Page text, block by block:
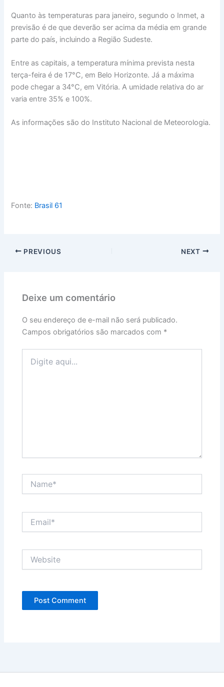
Quanto às temperaturas para janeiro, segundo o Inmet, a
previsão é de que deverão ser acima da média em grande
parte do país, incluindo a Região Sudeste.
Entre as capitais, a temperatura mínima prevista nesta
terça-feira é de 17°C, em Belo Horizonte. Já a máxima
pode chegar a 34°C, em Vitória. A umidade relativa do ar
varia entre 35% e 100%.
As informações são do Instituto Nacional de Meteorologia.
Fonte: Brasil 61
PREVIOUS NEXT
Deixe um comentário
O seu endereço de e-mail não será publicado.
Campos obrigatórios são marcados com *
aqui...